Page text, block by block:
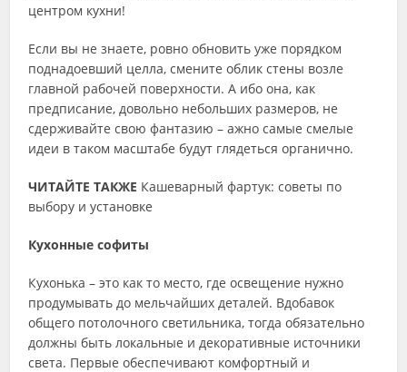
центром кухни!
Если вы не знаете, ровно обновить уже порядком
поднадоевший целла, смените облик стены возле
главной рабочей поверхности. А ибо она, как
предписание, довольно небольших размеров, не
сдерживайте свою фантазию – ажно самые смелые
идеи в таком масштабе будут глядеться органично.
ЧИТАЙТЕ ТАКЖЕ Кашеварный фартук: советы по
выбору и установке
Кухонные софиты
Кухонька – это как то место, где освещение нужно
продумывать до мельчайших деталей. Вдобавок
общего потолочного светильника, тогда обязательно
должны быть локальные и декоративные источники
света. Первые обеспечивают комфортный и